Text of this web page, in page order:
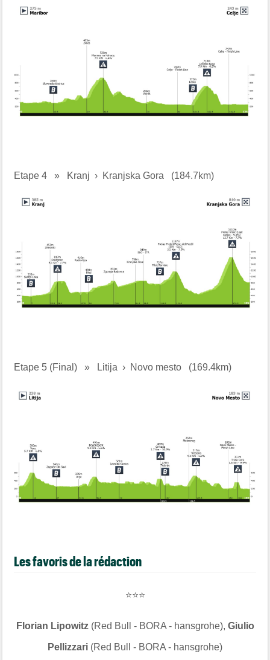
Etape 4 » Kranj › Kranjska Gora (184.7km)
Etape 5 (Final) » Litija › Novo mesto (169.4km)
Les favoris de la rédaction
⭐⭐⭐
Florian Lipowitz(Red Bull - BORA - hansgrohe), Giulio
Pellizzari (Red Bull - BORA - hansgrohe)